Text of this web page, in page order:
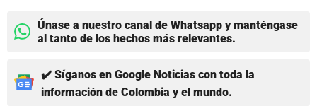
Únase a nuestro canal de Whatsapp y manténgase
al tanto de los hechos más relevantes.
✔️ Síganos en Google Noticias con toda la
información de Colombia y el mundo.